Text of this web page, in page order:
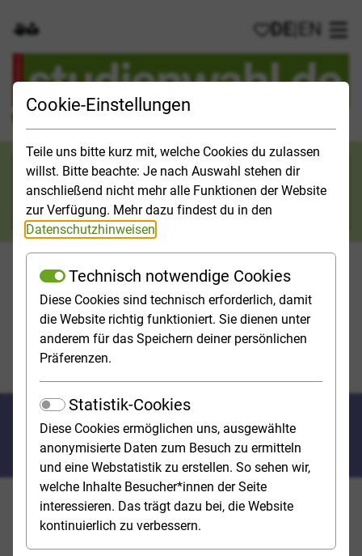
Cookie-Einstellungen
Teile uns bitte kurz mit, welche Cookies du zulassen
willst. Bitte beachte: Je nach Auswahl stehen dir
anschließend nicht mehr alle Funktionen der Website
zur Verfügung. Mehr dazu findest du in den
Datenschutzhinweisen
Technisch notwendige Cookies
Diese Cookies sind technisch erforderlich, damit
die Website richtig funktioniert. Sie dienen unter
anderem für das Speichern deiner persönlichen
Präferenzen.
Statistik-Cookies
Diese Cookies ermöglichen uns, ausgewählte
anonymisierte Daten zum Besuch zu ermitteln
und eine Webstatistik zu erstellen. So sehen wir,
welche Inhalte Besucher*innen der Seite
interessieren. Das trägt dazu bei, die Website
kontinuierlich zu verbessern.
Gebärdensprache
Leichte Sprache
Meine
DE EN
Suchkategorie
Orientieren Studieninfos Studienfelder
StartseiteOrientieren
Arbeitsmarkt &
Beschäftigungschancen
In die Entscheidung für ein Studienfach fließen nicht
nur persönliche Ziele, Interessen und Fähigkeiten ein.
Auch voraussichtliche Chancen am Arbeitsmarkt